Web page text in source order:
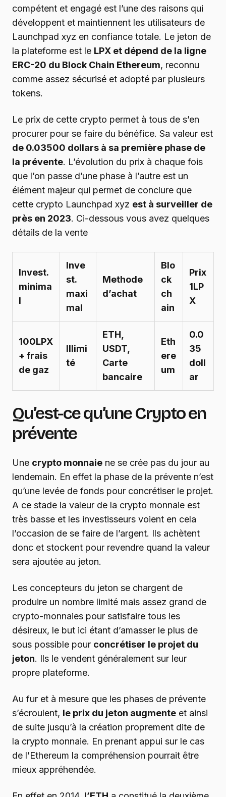
compétent et engagé est l’une des raisons qui
développent et maintiennent les utilisateurs de
Launchpad xyz en confiance totale. Le jeton de
la plateforme est le LPX et dépend de la ligne
ERC-20 du Block Chain Ethereum, reconnu
comme assez sécurisé et adopté par plusieurs
tokens.
Le prix de cette crypto permet à tous de s’en
procurer pour se faire du bénéfice. Sa valeur est
de 0.03500 dollars à sa première phase de
la prévente. L’évolution du prix à chaque fois
que l’on passe d’une phase à l’autre est un
élément majeur qui permet de conclure que
cette crypto Launchpad xyz est à surveiller de
près en 2023. Ci-dessous vous avez quelques
détails de la vente
Invest.
minima
l
Inve
st.
maxi
mal
Methode
d’achat
Blo
ck
ch
ain
Prix
1LP
X
100LPX
+ frais
de gaz
Illimi
té
ETH,
USDT,
Carte
bancaire
Eth
ere
um
0.0
35
doll
ar
Qu’est-ce qu’une Crypto en
prévente
Une crypto monnaie ne se crée pas du jour au
lendemain. En effet la phase de la prévente n’est
qu’une levée de fonds pour concrétiser le projet.
A ce stade la valeur de la crypto monnaie est
très basse et les investisseurs voient en cela
l’occasion de se faire de l’argent. Ils achètent
donc et stockent pour revendre quand la valeur
sera ajoutée au jeton.
Les concepteurs du jeton se chargent de
produire un nombre limité mais assez grand de
crypto-monnaies pour satisfaire tous les
désireux, le but ici étant d’amasser le plus de
sous possible pour concrétiser le projet du
jeton. Ils le vendent généralement sur leur
propre plateforme.
Au fur et à mesure que les phases de prévente
s’écroulent, le prix du jeton augmente et ainsi
de suite jusqu’à la création proprement dite de
la crypto monnaie. En prenant appui sur le cas
de l’Ethereum la compréhension pourrait être
mieux appréhendée.